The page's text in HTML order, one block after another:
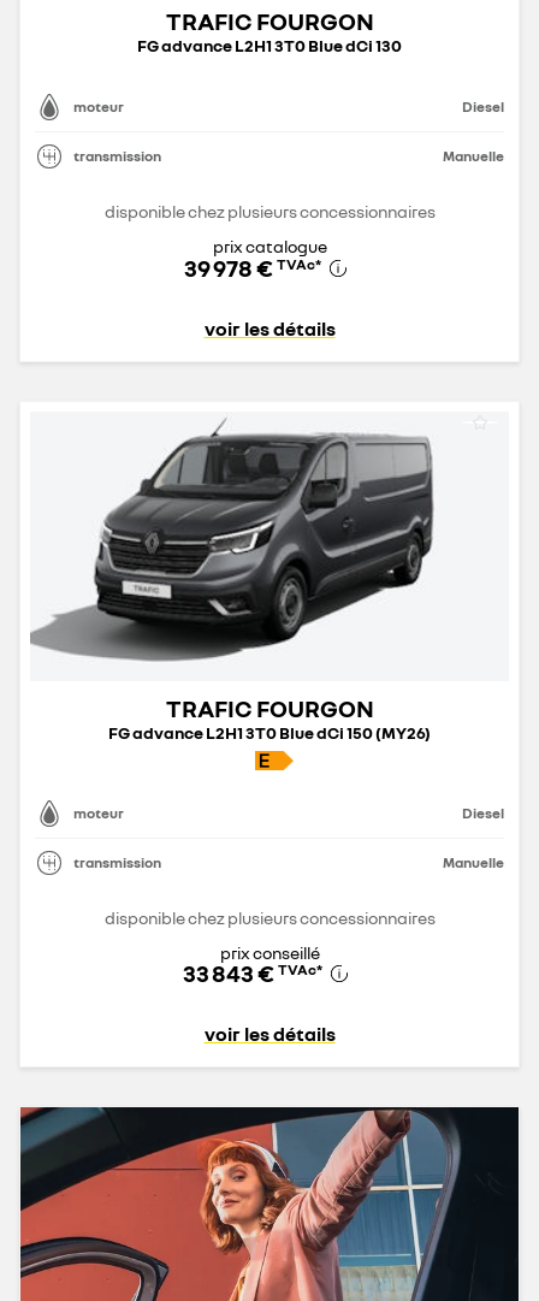
TRAFIC FOURGON
FG advance L2H1 3T0 Blue dCi 130
moteur Diesel
transmission Manuelle
disponible chez plusieurs concessionnaires
prix catalogue
39 978 € TVAc*
voir les détails
TRAFIC FOURGON
FG advance L2H1 3T0 Blue dCi 150 (MY26)
moteur Diesel
transmission Manuelle
disponible chez plusieurs concessionnaires
prix conseillé
33 843 € TVAc*
voir les détails